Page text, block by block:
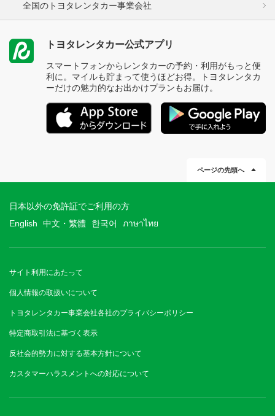
全国のトヨタレンタカー事業会社
トヨタレンタカー公式アプリ
スマートフォンからレンタカーの予約・利用がもっと便
利に。マイルも貯まって使うほどお得。トヨタレンタカ
ーだけの魅力的なお出かけプランもお届け。
ページの先頭へ
日本以外の免許証でご利用の方
English
中文・繁體 한국어 ภาษาไทย
サイト利用にあたって
個人情報の取扱いについて
トヨタレンタカー事業会社各社のプライバシーポリシー
特定商取引法に基づく表示
反社会的勢力に対する基本方針について
カスタマーハラスメントへの対応について